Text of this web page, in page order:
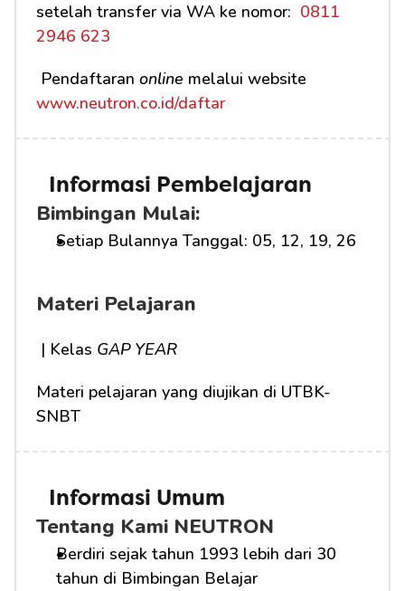
setelah transfer via WA ke nomor: 0811
2946 623
Pendaftaran online
www.neutron.co.id/daftar
Informasi Pembelajaran
Bimbingan Mulai:
Setiap Bulannya Tanggal: 05, 12, 19, 26
Materi Pelajaran
| Kelas GAP YEAR
Materi pelajaran yang diujikan di UTBK-
SNBT
Informasi Umum
Tentang Kami NEUTRON
Berdiri sejak tahun 1993 lebih dari 30
tahun di Bimbingan Belajar